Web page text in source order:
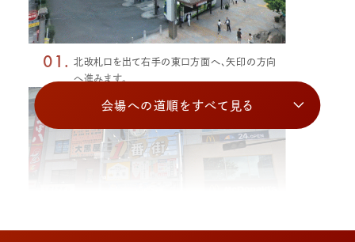
01.
北改札口を出て右手の東口方面へ、矢印の方向
へ進みます。
会場への道順をすべて見る